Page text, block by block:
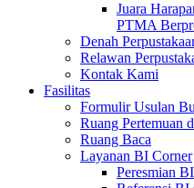
Juara
PTMA
Denah
Relawan
Kontak Kami
Fasilitas
Formulir Usulan
Ruang Pertemuan
Ruang Baca
Layanan BI Corner
Peresmian